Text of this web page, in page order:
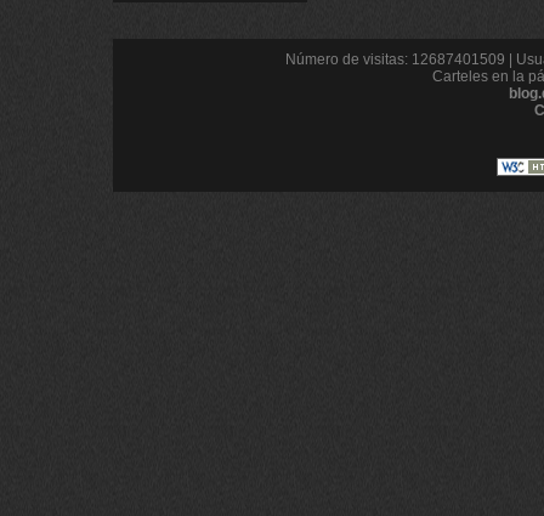
Número de visitas: 12687401509 |
Carteles en la